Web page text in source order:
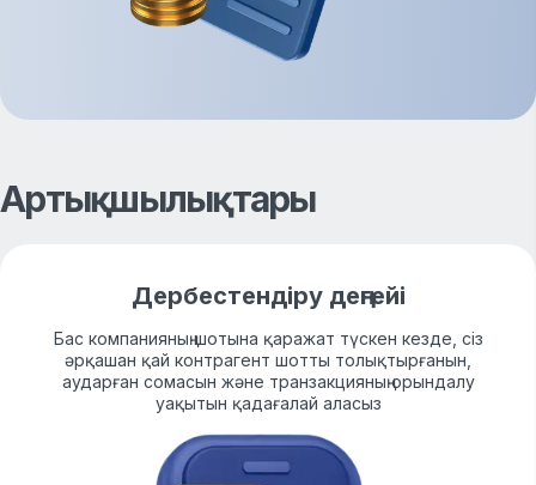
Артықшылықтары
Дербестендіру деңгейі
Бас компанияның шотына қаражат түскен кезде, сіз
әрқашан қай контрагент шотты толықтырғанын,
аударған сомасын және транзакцияның орындалу
уақытын қадағалай аласыз